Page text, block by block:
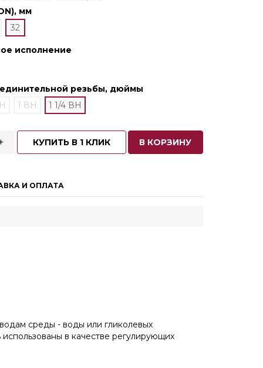
мм
32
исполнение
резьбы, дюймы
1 ВН 1 1/4 ВН
КУПИТЬ В 1 КЛИК В КОРЗИНУ
И ОПЛАТА
среды - воды или гликолевых
в качестве регулирующих